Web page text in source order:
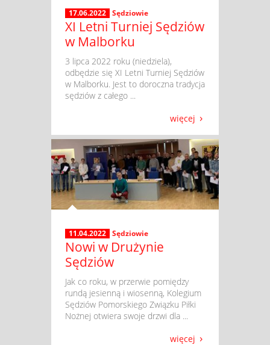
17.06.2022 Sędziowie
XI Letni Turniej Sędziów
w Malborku
​ 3 lipca 2022 roku (niedziela),
odbędzie się XI Letni Turniej Sędziów
w Malborku. Jest to doroczna tradycja
sędziów z całego ...
więcej
11.04.2022 Sędziowie
Nowi w Drużynie
Sędziów
​ Jak co roku, w przerwie pomiędzy
rundą jesienną i wiosenną, Kolegium
Sędziów Pomorskiego Związku Piłki
Nożnej otwiera swoje drzwi dla ...
więcej